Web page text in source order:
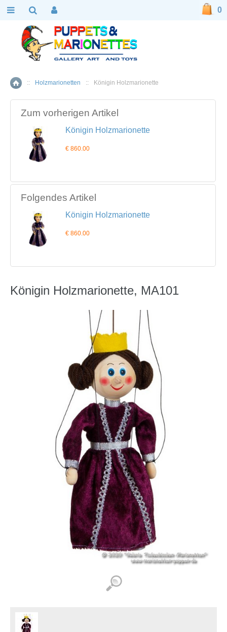
Home
:: Holzmarionetten :: Königin Holzmarionette
Zum vorherigen Artikel
Königin Holzmarionette
€ 860.00
Folgendes Artikel
Königin Holzmarionette
€ 860.00
Königin Holzmarionette, MA101
0